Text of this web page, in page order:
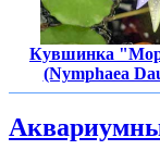
Кувшинка
(Nymphaea